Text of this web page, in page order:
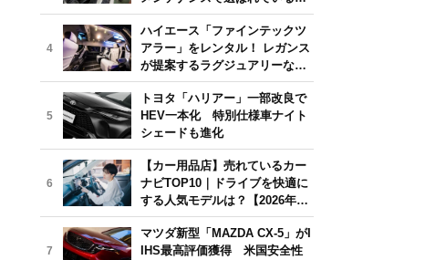
気モデルは？【2026年6月版】
4
ハイエース「ファインテックツ
アラー」をレンタル！ レガンス
が提案するラグジュアリーな移
動体験
5
トヨタ「ハリアー」一部改良で
HEV一本化 特別仕様車ナイト
シェードも進化
6
【カー用品店】売れているカー
ナビTOP10｜ドライブを快適に
する人気モデルは？【2026年6
月版】
7
マツダ新型「MAZDA CX-5」がI
IHS最高評価獲得 米国安全性